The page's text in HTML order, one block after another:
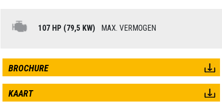
107 HP (79,5 KW) MAX. VERMOGEN
BROCHURE
KAART